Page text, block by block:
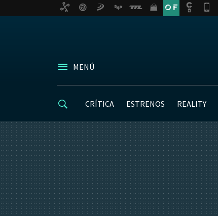
MENÚ
CRÍTICA ESTRENOS REALITY